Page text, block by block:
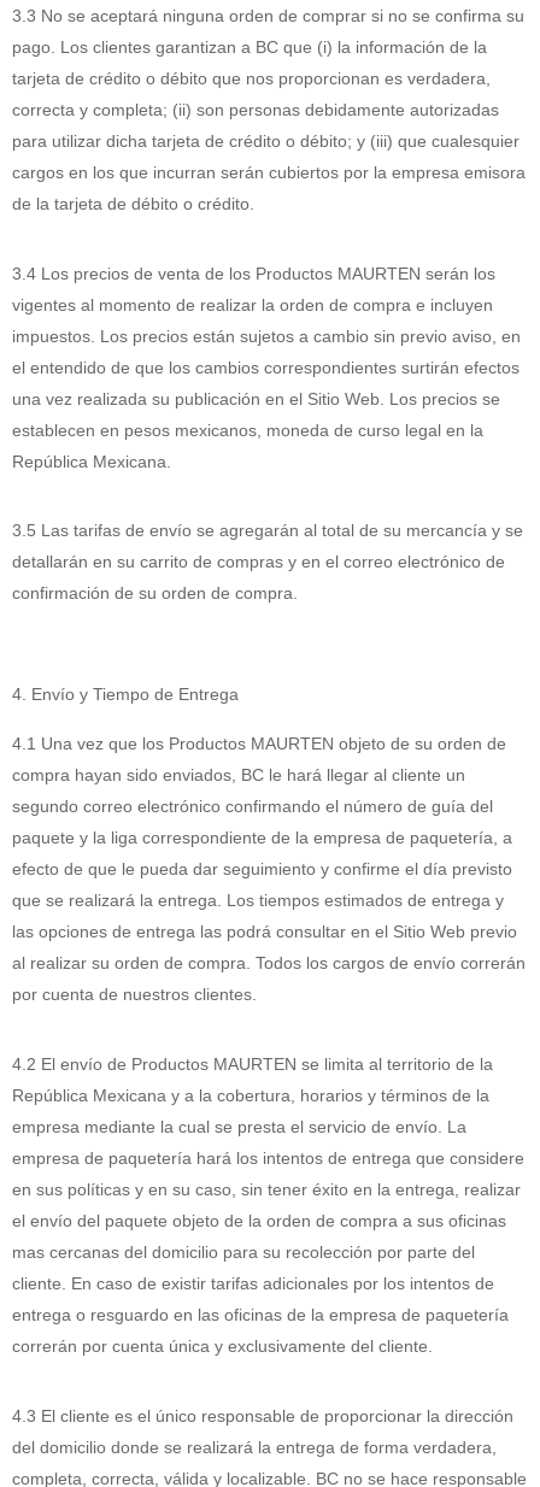
3.3 No se aceptará ninguna orden de comprar si no se confirma su
pago. Los clientes garantizan a BC que (i) la información de la
tarjeta de crédito o débito que nos proporcionan es verdadera,
correcta y completa; (ii) son personas debidamente autorizadas
para utilizar dicha tarjeta de crédito o débito; y (iii) que cualesquier
cargos en los que incurran serán cubiertos por la empresa emisora
de la tarjeta de débito o crédito.
3.4 Los precios de venta de los Productos MAURTEN serán los
vigentes al momento de realizar la orden de compra e incluyen
impuestos. Los precios están sujetos a cambio sin previo aviso, en
el entendido de que los cambios correspondientes surtirán efectos
una vez realizada su publicación en el Sitio Web. Los precios se
establecen en pesos mexicanos, moneda de curso legal en la
República Mexicana.
3.5 Las tarifas de envío se agregarán al total de su mercancía y se
detallarán en su carrito de compras y en el correo electrónico de
confirmación de su orden de compra.
4. Envío y Tiempo de Entrega
4.1 Una vez que los Productos MAURTEN objeto de su orden de
compra hayan sido enviados, BC le hará llegar al cliente un
segundo correo electrónico confirmando el número de guía del
paquete y la liga correspondiente de la empresa de paquetería, a
efecto de que le pueda dar seguimiento y confirme el día previsto
que se realizará la entrega. Los tiempos estimados de entrega y
las opciones de entrega las podrá consultar en el Sitio Web previo
al realizar su orden de compra. Todos los cargos de envío correrán
por cuenta de nuestros clientes.
4.2 El envío de Productos MAURTEN se limita al territorio de la
República Mexicana y a la cobertura, horarios y términos de la
empresa mediante la cual se presta el servicio de envío. La
empresa de paquetería hará los intentos de entrega que considere
en sus políticas y en su caso, sin tener éxito en la entrega, realizar
el envío del paquete objeto de la orden de compra a sus oficinas
mas cercanas del domicilio para su recolección por parte del
cliente. En caso de existir tarifas adicionales por los intentos de
entrega o resguardo en las oficinas de la empresa de paquetería
correrán por cuenta única y exclusivamente del cliente.
4.3 El cliente es el único responsable de proporcionar la dirección
del domicilio donde se realizará la entrega de forma verdadera,
completa, correcta, válida y localizable. BC no se hace responsable